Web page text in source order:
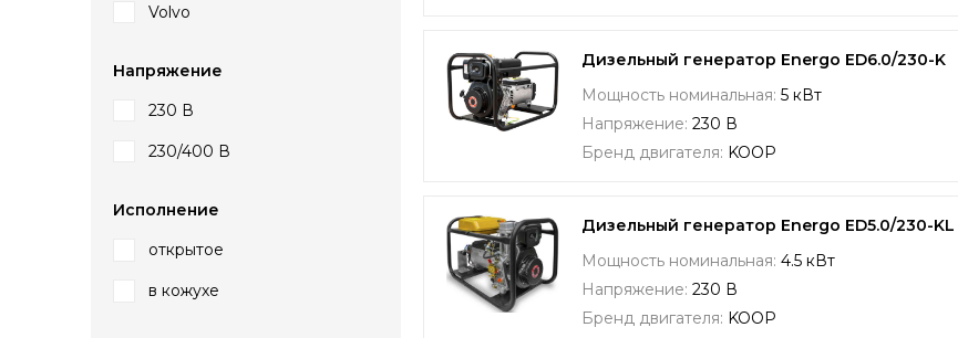
Volvo
Напряжение
230 В
230/400 В
Исполнение
открытое
в кожухе
Дизельный генератор Energo ED6.0/230-K
Мощность номинальная: 5 кВт
Напряжение: 230 В
Бренд двигателя: KOOP
Дизельный генератор Energo ED5.0/230-KL
Мощность номинальная: 4.5 кВт
Напряжение: 230 В
Бренд двигателя: KOOP